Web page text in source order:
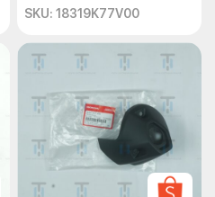
SKU: 18319K77V00